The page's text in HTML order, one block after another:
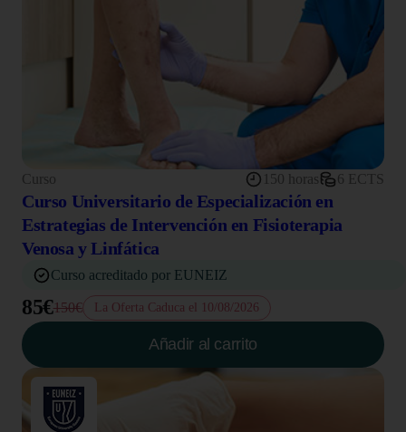
Curso 150 horas 6 ECTS
Curso Universitario de Especialización en
Estrategias de Intervención en Fisioterapia
Venosa y Linfática
Curso acreditado por EUNEIZ
85€150€ La Oferta Caduca el 10/08/2026
Añadir al carrito